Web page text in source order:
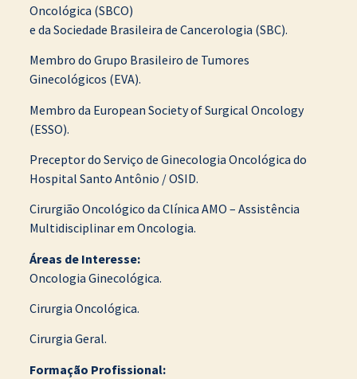
Oncológica (SBCO)
e da Sociedade Brasileira de Cancerologia (SBC).
Membro do Grupo Brasileiro de Tumores
Ginecológicos (EVA).
Membro da European Society of Surgical Oncology
(ESSO).
Preceptor do Serviço de Ginecologia Oncológica do
Hospital Santo Antônio / OSID.
Cirurgião Oncológico da Clínica AMO – Assistência
Multidisciplinar em Oncologia.
Áreas de Interesse:
Oncologia Ginecológica.
Cirurgia Oncológica.
Cirurgia Geral.
Formação Profissional: